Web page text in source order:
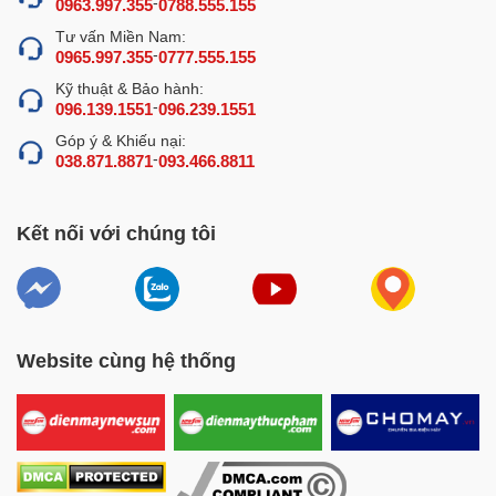
lượng lớn thực phẩm trong một mẻ, đảm bảo phục vụ tốt
lượng lớn thực khách trong cùng thời điểm.
>>> Ngoài ra còn rất nhiều các dòng máy khác phù hợp
với nhu cầu của bạn, tham khảo thêm các loại
công nghiệpNEWSUN mới nhất tại đây!
0963.997.355 0788.555.155
Tư vấn Miền Nam:
0965.997.355-0777.555.155
Kỹ thuật & Bảo hành:
096.139.1551-096.239.1551
Góp ý & Khiếu nại:
038.871.8871-093.466.8811
Kết nối với chúng tôi
Website cùng hệ thống